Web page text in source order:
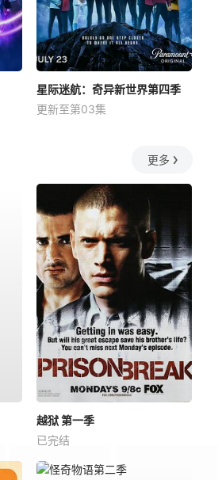
星际迷航：奇异新世界第四季
更新至第03集
更多
越狱 第一季
已完结